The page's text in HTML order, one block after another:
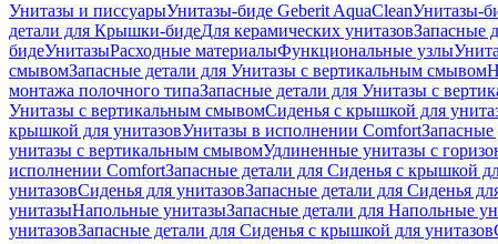
Унитазы и писсуарыУнитазы-биде Geberit AquaCleanУнитазы-
детали для Крышки-бидеДля керамических унитазовЗапасные
бидеУнитазыРасходные материалыФункциональные узлы
смывомЗапасные детали для Унитазы с вертикальным смывом
монтажа полочного типаЗапасные детали для Унитазы с
Унитазы с вертикальным смывомСиденья с крышкой для
крышкой для унитазовУнитазы в исполнении Comfort
унитазы с вертикальным смывомУдлиненные унитазы с
исполнении ComfortЗапасные детали для Сиденья с крышкой
унитазовСиденья для унитазовЗапасные детали для Сиденья
унитазыНапольные унитазыЗапасные детали для Напольные
унитазовЗапасные детали для Сиденья с крышкой для унитазов